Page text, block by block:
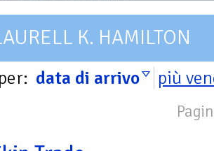
K. HAMILTON
data di arrivo più